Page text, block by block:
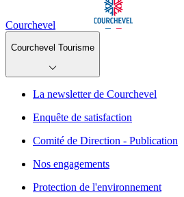
Courchevel
Courchevel Tourisme
La newsletter de Courchevel
Enquête de satisfaction
Comité de Direction - Publication
Nos engagements
Protection de l'environnement